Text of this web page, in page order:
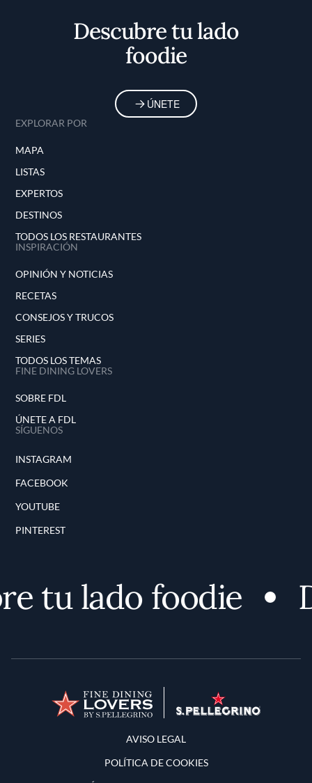
Descubre tu lado
foodie
ÚNETE
EXPLORAR POR
MAPA
LISTAS
EXPERTOS
DESTINOS
TODOS LOS RESTAURANTES
INSPIRACIÓN
OPINIÓN Y NOTICIAS
RECETAS
CONSEJOS Y TRUCOS
SERIES
TODOS LOS TEMAS
FINE DINING LOVERS
SOBRE FDL
ÚNETE A FDL
SÍGUENOS
INSTAGRAM
FACEBOOK
YOUTUBE
PINTEREST
tu lado foodie
Terms and Conditions
AVISO LEGAL
POLÍTICA DE COOKIES